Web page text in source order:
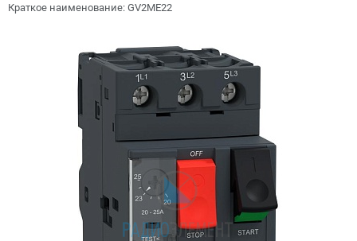
Краткое наименование: GV2ME22